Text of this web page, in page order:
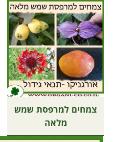
צמחים למרפסת שמש
מלאה